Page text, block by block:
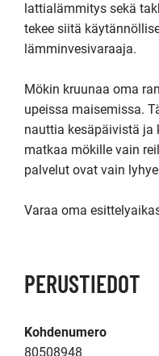
lattialämmitys sekä
tekee siitä
lämminvesivaraaja.
Mökin kruunaa oma
upeissa maisemissa.
nauttia kesäpäivistä ja
matkaa mökille vain
palvelut ovat vain
Varaa oma
PERUSTIEDOT
Kohdenumero
80508948